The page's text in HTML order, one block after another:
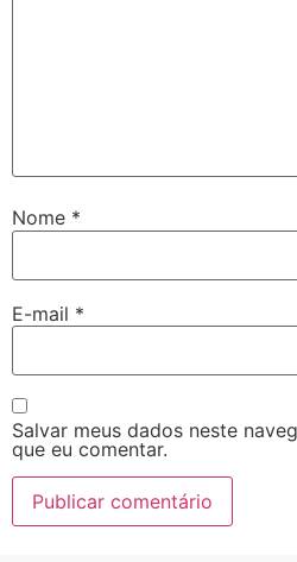
Nome *
E-mail *
Salvar meus dados neste
que eu comentar.